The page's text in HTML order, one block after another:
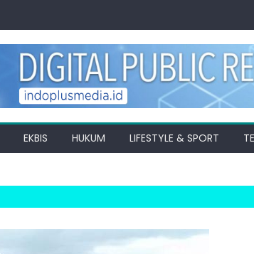
EKBIS HUKUM LIFESTYLE & SPORT